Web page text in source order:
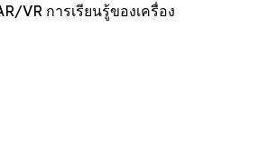
VR การเรียนรู้ของเครื่อง